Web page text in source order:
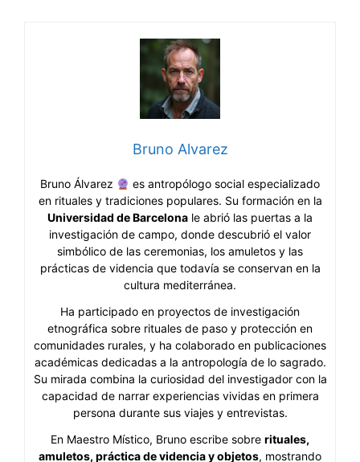
Bruno Alvarez
Bruno Álvarez
es antropólogo social especializado
en rituales y tradiciones populares. Su formación en la
Universidad de Barcelona le abrió las puertas a la
investigación de campo, donde descubrió el valor
simbólico de las ceremonias, los amuletos y las
prácticas de videncia que todavía se conservan en la
cultura mediterránea.
Ha participado en proyectos de investigación
etnográfica sobre rituales de paso y protección en
comunidades rurales, y ha colaborado en publicaciones
académicas dedicadas a la antropología de lo sagrado.
Su mirada combina la curiosidad del investigador con la
capacidad de narrar experiencias vividas en primera
persona durante sus viajes y entrevistas.
En Maestro Místico, Bruno escribe sobre rituales,
amuletos, práctica de videncia y objetos, mostrando